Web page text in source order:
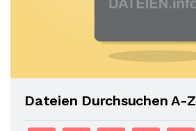
Dateien Durchsuchen A-Z